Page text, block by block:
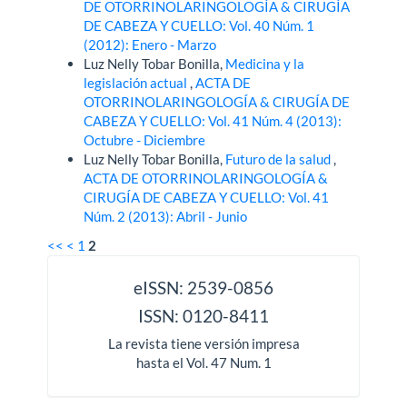
DE OTORRINOLARINGOLOGÍA & CIRUGÍA
DE CABEZA Y CUELLO: Vol. 40 Núm. 1
(2012): Enero - Marzo
Luz Nelly Tobar Bonilla, Medicina y la
legislación actual,ACTA DE
OTORRINOLARINGOLOGÍA & CIRUGÍA DE
CABEZA Y CUELLO: Vol. 41 Núm. 4 (2013):
Octubre - Diciembre
Luz Nelly Tobar Bonilla, Futuro de la salud,
ACTA DE OTORRINOLARINGOLOGÍA &
CIRUGÍA DE CABEZA Y CUELLO: Vol. 41
Núm. 2 (2013): Abril - Junio
<< < 1 2
eISSN: 2539-0856
ISSN: 0120-8411
La revista tiene versión impresa
hasta el Vol. 47 Num. 1